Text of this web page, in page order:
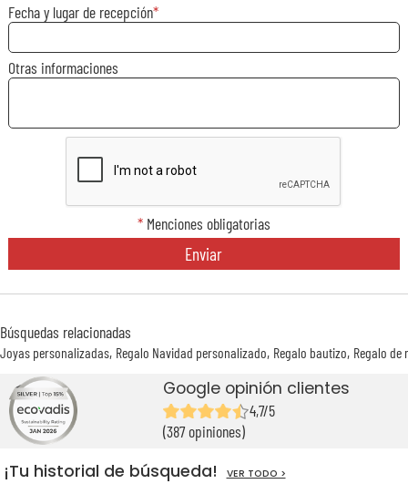
Fecha y lugar de recepción
Otras informaciones
*Menciones obligatorias
Enviar
Búsquedas relacionadas
Joyas personalizadas Regalo Navidad personalizado Regalo bautizo Regalo de
Google opinión clientes
4,7/5
(387 opiniones)
¡Tu historial de búsqueda! VER TODO >